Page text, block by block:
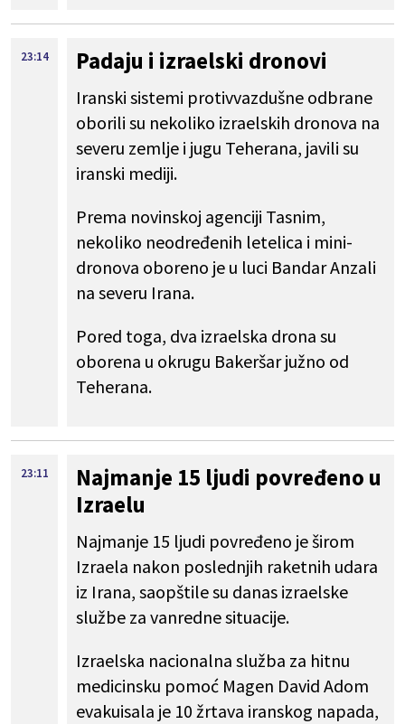
23:14 Padaju i izraelski dronovi
Iranski sistemi protivvazdušne odbrane
oborili su nekoliko izraelskih dronova na
severu zemlje i jugu Teherana, javili su
iranski mediji.
Prema novinskoj agenciji Tasnim,
nekoliko neodređenih letelica i mini-
dronova oboreno je u luci Bandar Anzali
na severu Irana.
Pored toga, dva izraelska drona su
oborena u okrugu Bakeršar južno od
Teherana.
23:11
Najmanje 15 ljudi povređeno u
Izraelu
Najmanje 15 ljudi povređeno je širom
Izraela nakon poslednjih raketnih udara
iz Irana, saopštile su danas izraelske
službe za vanredne situacije.
Izraelska nacionalna služba za hitnu
medicinsku pomoć Magen David Adom
evakuisala je 10 žrtava iranskog napada,